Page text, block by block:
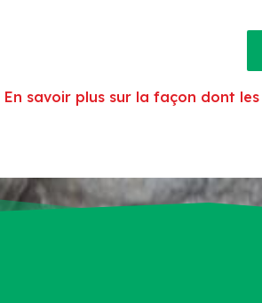
En savoir plus sur la façon dont